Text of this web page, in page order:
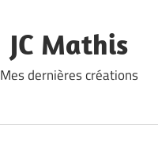
JC Mathis
Mes dernières créations